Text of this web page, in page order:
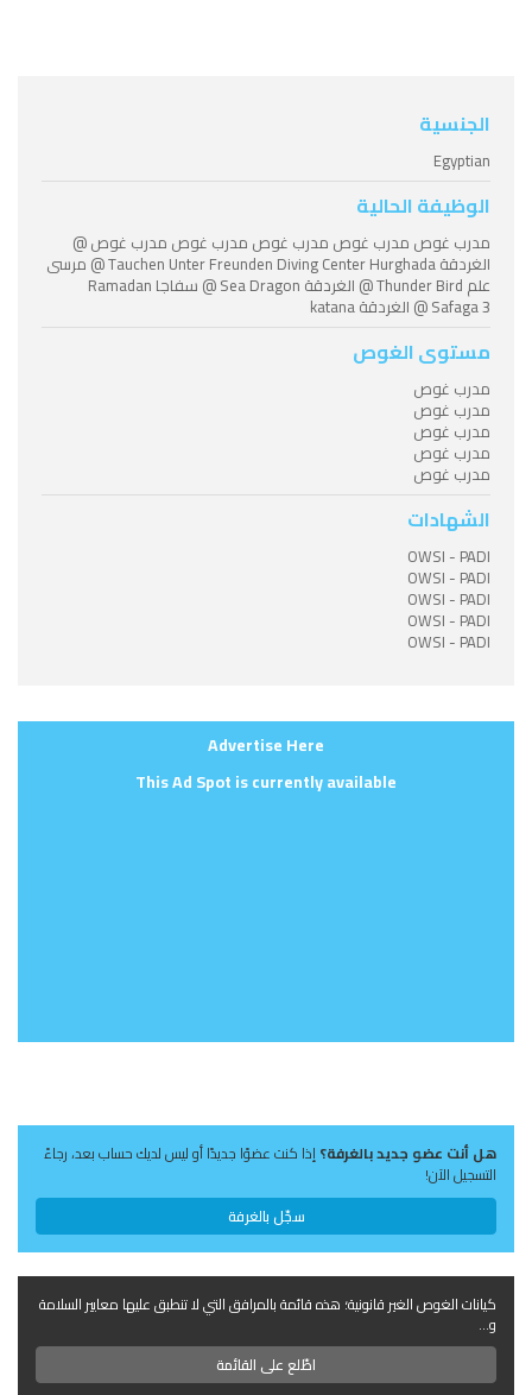
الجنسية
Egyptian
الوظيفة الحالية
مدرب غوص مدرب غوص مدرب غوص مدرب غوص مدرب غوص @
الغردقة Tauchen Unter Freunden Diving Center Hurghada @ مرسى
علم Thunder Bird @ الغردقة Sea Dragon @ سفاجا Ramadan
Safaga 3 @ الغردقة katana
مستوى الغوص
مدرب غوص
مدرب غوص
مدرب غوص
مدرب غوص
مدرب غوص
الشهادات
OWSI - PADI
OWSI - PADI
OWSI - PADI
OWSI - PADI
OWSI - PADI
Advertise Here
This Ad Spot is currently available
هل أنت عضو جديد بالغرفة؟إذا كنت عضوًا جديدًا أو ليس لديك حساب بعد، رجاءً
التسجيل الآن!
سجّل بالغرفة
كيانات الغوص الغير قانونية؛ هذه قائمة بالمرافق التي لا تنطبق عليها معايير السلامة
و...
اطّلع على القائمة